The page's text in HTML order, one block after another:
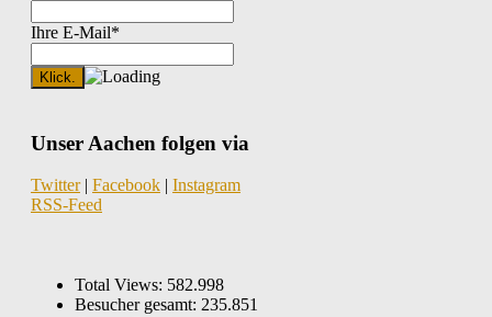
Ihre E-Mail*
Unser Aachen folgen via
Twitter| Facebook | Instagram
RSS-Feed
Total Views: 582.998
Besucher gesamt: 235.851